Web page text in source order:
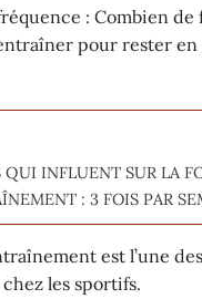
: Combien de
pour rester
QUI INFLUENT SUR LA
: 3 FOIS PAR
est l’une
les sportifs.